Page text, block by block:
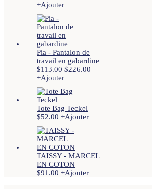
+Ajouter
Pia - Pantalon de
travail en gabardine
$113.00 $226.00
+Ajouter
a
variations.
Les
peuvent
être
choisies
sur
la
page
Tote Bag Teckel
$52.00 +Ajouter
Les
TAISSY - MARCEL
EN COTON
$91.00 +Ajouter